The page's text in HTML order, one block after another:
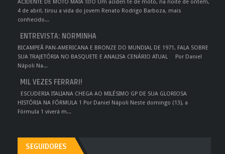
ACIDENTE DE MOTO MATA TITO Um aciden te de moto, na noite de ontem,
4 de abril, tirou a vida do jovem Renato Rodrigo Barboza, mais
conhecido...
ENTREVISTA: NORMINHA
BICAMPEÃ PAN-AMERICANA E BRONZE DO MUNDIAL DE 1971, FALA SOBRE
SUA TRAJETÓRIA NO BASQUETE E ANALISA CENÁRIO ATUAL Por Daniel
Nápoli Na...
MIL VEZES FERRARI!
ESCUDERIA ITALIANA CHEGA AO MILÉSIMO GP DE SUA GLORIOSA
HISTÓRIA NA FÓRMULA 1 Por Daniel Nápoli Neste domingo (13), a
Fórmula 1 viverá m...
SEGUIDORES